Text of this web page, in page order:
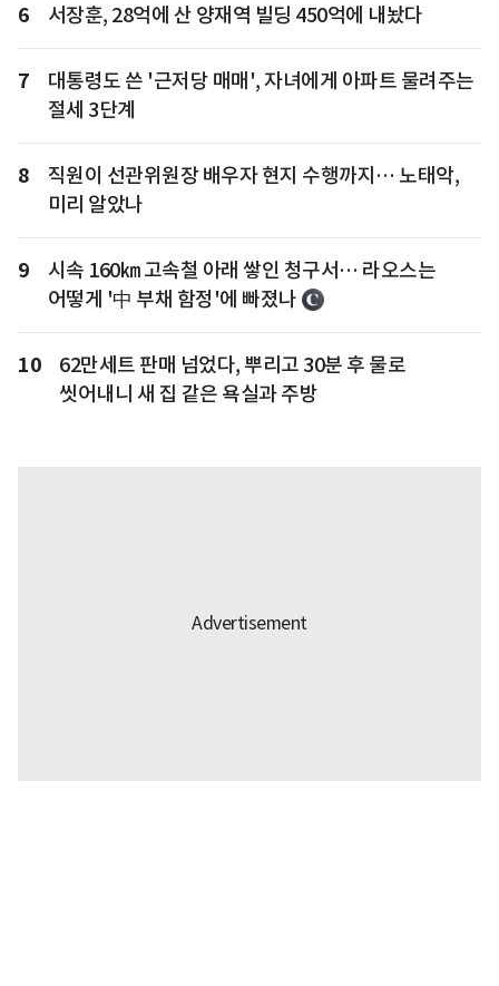
6 서장훈, 28억에 산 양재역 빌딩 450억에 내놨다
7
대통령도 쓴 '근저당 매매', 자녀에게 아파트 물려주는
절세 3단계
8
직원이 선관위원장 배우자 현지 수행까지… 노태악,
미리 알았나
9
시속 160㎞ 고속철 아래 쌓인 청구서… 라오스는
어떻게 '中 부채 함정'에 빠졌나
10
62만세트 판매 넘었다, 뿌리고 30분 후 물로
씻어내니 새 집 같은 욕실과 주방